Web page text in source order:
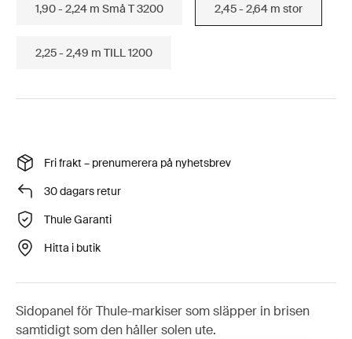
1,90 - 2,24 m Små T 3200 2,45 - 2,64 m stor
2,25 - 2,49 m TILL 1200
Fri frakt – prenumerera på nyhetsbrev
30 dagars retur
Thule Garanti
Hitta i butik
Sidopanel för Thule-markiser som släpper in brisen
samtidigt som den håller solen ute.